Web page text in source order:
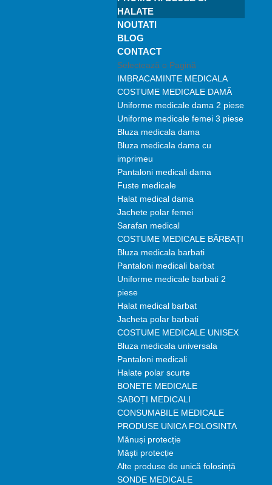
HALATE
NOUTATI
BLOG
CONTACT
Selectează o Pagină
IMBRACAMINTE MEDICALA
COSTUME MEDICALE DAMĂ
Uniforme medicale dama 2 piese
Uniforme medicale femei 3 piese
Bluza medicala dama
Bluza medicala dama cu
imprimeu
Pantaloni medicali dama
Fuste medicale
Halat medical dama
Jachete polar femei
Sarafan medical
COSTUME MEDICALE BĂRBAȚI
Bluza medicala barbati
Pantaloni medicali barbat
Uniforme medicale barbati 2
piese
Halat medical barbat
Jacheta polar barbati
COSTUME MEDICALE UNISEX
Bluza medicala universala
Pantaloni medicali
Halate polar scurte
BONETE MEDICALE
SABOȚI MEDICALI
CONSUMABILE MEDICALE
PRODUSE UNICA FOLOSINTA
Mănuși protecție
Măști protecție
Alte produse de unică folosință
SONDE MEDICALE